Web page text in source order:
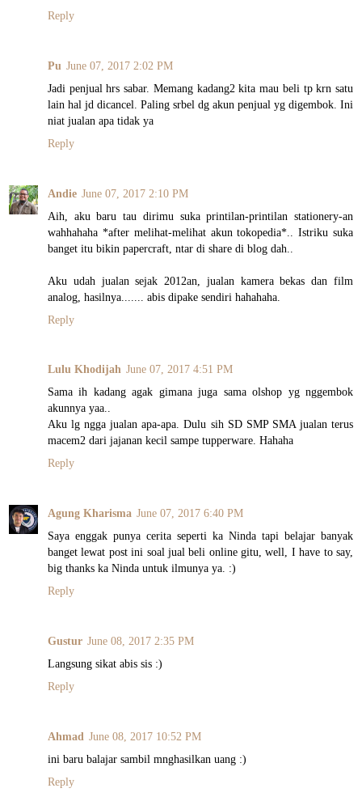
Reply
Pu June 07, 2017 2:02 PM
Jadi penjual hrs sabar. Memang kadang2 kita mau beli tp krn satu
lain hal jd dicancel. Paling srbel dg akun penjual yg digembok. Ini
niat jualan apa tidak ya
Reply
Andie June 07, 2017 2:10 PM
Aih, aku baru tau dirimu suka printilan-printilan stationery-an
wahhahaha *after melihat-melihat akun tokopedia*.. Istriku suka
banget itu bikin papercraft, ntar di share di blog dah..
Aku udah jualan sejak 2012an, jualan kamera bekas dan film
analog, hasilnya....... abis dipake sendiri hahahaha.
Reply
Lulu Khodijah June 07, 2017 4:51 PM
Sama ih kadang agak gimana juga sama olshop yg nggembok
akunnya yaa..
Aku lg ngga jualan apa-apa. Dulu sih SD SMP SMA jualan terus
macem2 dari jajanan kecil sampe tupperware. Hahaha
Reply
Agung Kharisma June 07, 2017 6:40 PM
Saya enggak punya cerita seperti ka Ninda tapi belajar banyak
banget lewat post ini soal jual beli online gitu, well, I have to say,
big thanks ka Ninda untuk ilmunya ya. :)
Reply
Gustur June 08, 2017 2:35 PM
Langsung sikat abis sis :)
Reply
Ahmad June 08, 2017 10:52 PM
ini baru balajar sambil mnghasilkan uang :)
Reply